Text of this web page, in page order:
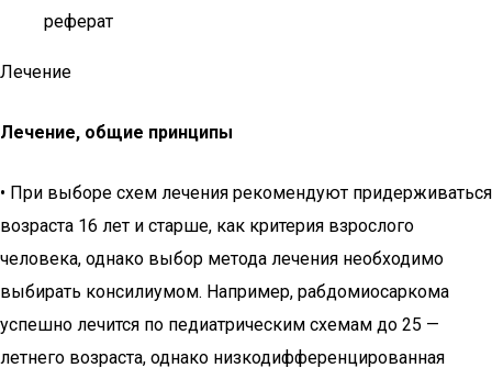
реферат
Лечение
Лечение, общие принципы
• При выборе схем лечения рекомендуют придерживаться
возраста 16 лет и старше, как критерия взрослого
человека, однако выбор метода лечения необходимо
выбирать консилиумом. Например, рабдомиосаркома
успешно лечится по педиатрическим схемам до 25 —
летнего возраста, однако низкодифференцированная